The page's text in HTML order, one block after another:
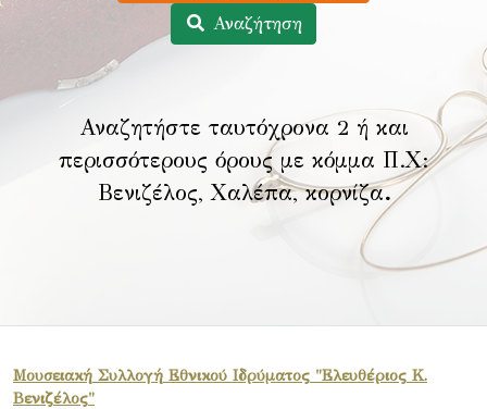
Αναζήτηση
Αναζητήστε ταυτόχρονα 2 ή και
περισσότερους όρους με κόμμα Π.Χ:
Βενιζέλος, Χαλέπα, κορνίζα.
Μουσειακή Συλλογή Εθνικού Ιδρύματος "Ελευθέριος Κ.
Βενιζέλος"